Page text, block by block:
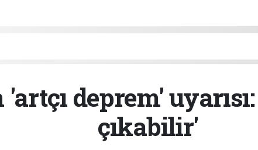
'artçı deprem'
çıkabilir'